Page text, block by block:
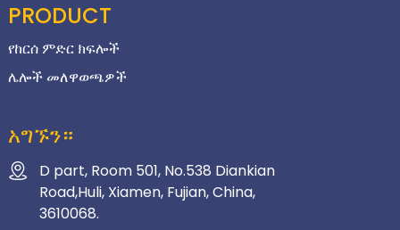
PRODUCT
የከርሰ ምድር ክፍሎች
ሌሎች መለዋወጫዎች
አግኙን።
D part, Room 501, No.538 Diankian
Road,Huli, Xiamen, Fujian, China,
3610068.